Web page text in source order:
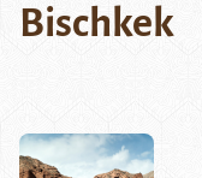
Bischkek